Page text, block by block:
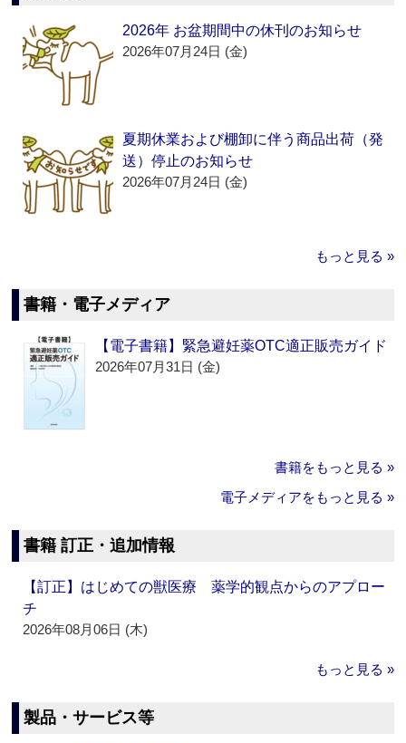
2026年 お盆期間中の休刊のお知らせ
2026年07月24日 (金)
夏期休業および棚卸に伴う商品出荷（発
送）停止のお知らせ
2026年07月24日 (金)
もっと見る »
書籍・電子メディア
【電子書籍】緊急避妊薬OTC適正販売ガイド
2026年07月31日 (金)
書籍をもっと見る »
電子メディアをもっと見る »
書籍 訂正・追加情報
【訂正】はじめての獣医療 薬学的観点からのアプロー
チ
2026年08月06日 (木)
もっと見る »
製品・サービス等